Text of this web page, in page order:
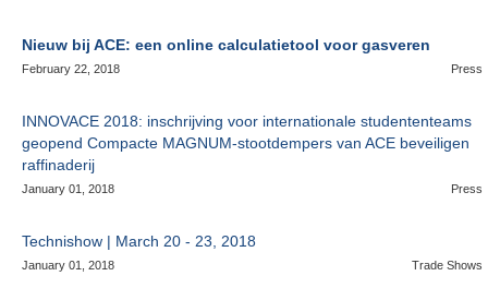
Nieuw bij ACE: een online calculatietool voor gasveren
February 22, 2018 Press
INNOVACE 2018: inschrijving voor internationale studententeams
geopend Compacte MAGNUM-stootdempers van ACE beveiligen
raffinaderij
January 01, 2018 Press
Technishow | March 20 - 23, 2018
January 01, 2018 Trade Shows